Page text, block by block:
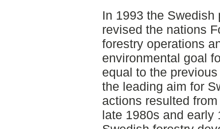
In 1993 the
revised the nations
forestry operations
environmental goal
equal to the
the leading aim for
actions resulted
late 1980s and early